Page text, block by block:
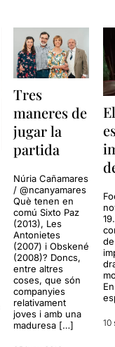
Tres
maneres de
jugar la
partida
Núria Cañamares
/ @ncanyamares
Què tenen en
comú Sixto Paz
(2013), Les
Antonietes
(2007) i Obskené
(2008)? Doncs,
entre altres
coses, que són
companyies
relativament
joves i amb una
maduresa […]
10